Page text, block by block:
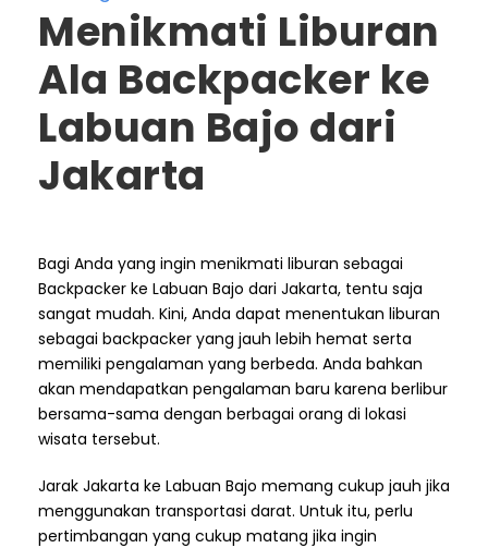
Menikmati Liburan
Ala Backpacker ke
Labuan Bajo dari
Jakarta
Bagi Anda yang ingin menikmati liburan sebagai
Backpacker ke Labuan Bajo dari Jakarta, tentu saja
sangat mudah. Kini, Anda dapat menentukan liburan
sebagai backpacker yang jauh lebih hemat serta
memiliki pengalaman yang berbeda. Anda bahkan
akan mendapatkan pengalaman baru karena berlibur
bersama-sama dengan berbagai orang di lokasi
wisata tersebut.
Jarak Jakarta ke Labuan Bajo memang cukup jauh jika
menggunakan transportasi darat. Untuk itu, perlu
pertimbangan yang cukup matang jika ingin